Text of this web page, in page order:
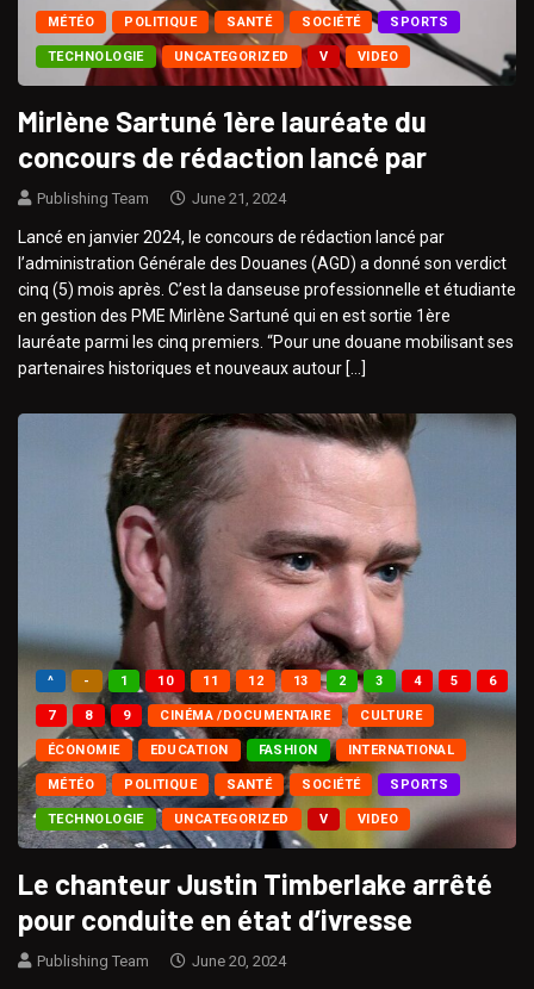
MÉTÉO POLITIQUE SANTÉ SOCIÉTÉ SPORTS
TECHNOLOGIE UNCATEGORIZED V VIDEO
Mirlène Sartuné 1ère lauréate du
concours de rédaction lancé par
Publishing Team June 21, 2024
Lancé en janvier 2024, le concours de rédaction lancé par
l’administration Générale des Douanes (AGD) a donné son verdict
cinq (5) mois après. C’est la danseuse professionnelle et étudiante
en gestion des PME Mirlène Sartuné qui en est sortie 1ère
lauréate parmi les cinq premiers. “Pour une douane mobilisant ses
partenaires historiques et nouveaux autour […]
^ - 1 10 11 12 13 2 3 4 5 6
7 8 9 CINÉMA /DOCUMENTAIRE CULTURE
ÉCONOMIE EDUCATION FASHION INTERNATIONAL
MÉTÉO POLITIQUE SANTÉ SOCIÉTÉ SPORTS
TECHNOLOGIE UNCATEGORIZED V VIDEO
Le chanteur Justin Timberlake arrêté
pour conduite en état d’ivresse
Publishing Team June 20, 2024